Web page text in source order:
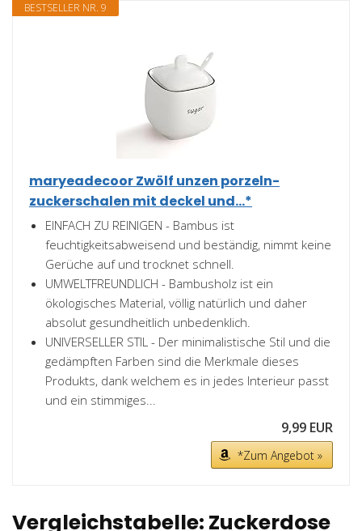
BESTSELLER NR. 9
maryeadecoor Zwölf unzen porzeln-
zuckerschalen mit deckel und...*
EINFACH ZU REINIGEN - Bambus ist
feuchtigkeitsabweisend und beständig, nimmt keine
Gerüche auf und trocknet schnell.
UMWELTFREUNDLICH - Bambusholz ist ein
ökologisches Material, völlig natürlich und daher
absolut gesundheitlich unbedenklich.
UNIVERSELLER STIL - Der minimalistische Stil und die
gedämpften Farben sind die Merkmale dieses
Produkts, dank welchem es in jedes Interieur passt
und ein stimmiges...
9,99 EUR
*Zum Angebot »
Vergleichstabelle: Zuckerdose